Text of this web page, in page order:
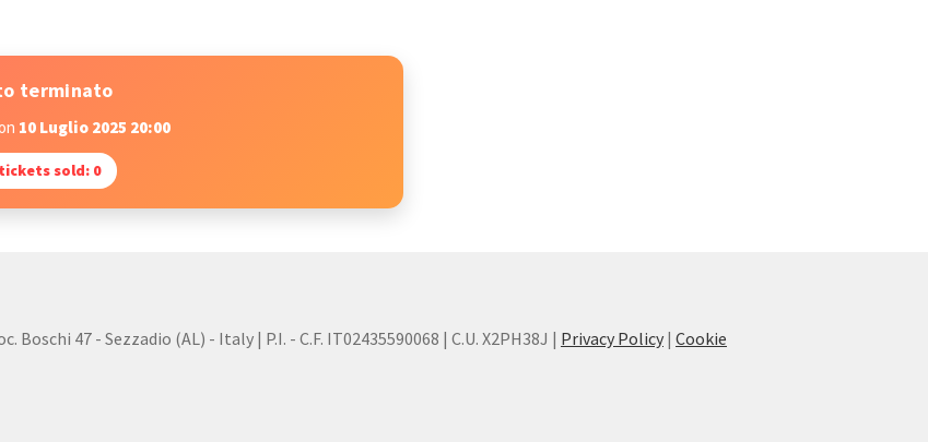
terminato
10 Luglio 2025 20:00
sold: 0
47 - Sezzadio (AL) - Italy | P.I. - C.F. IT02435590068 | C.U. X2PH38J | Privacy Policy |Cookie